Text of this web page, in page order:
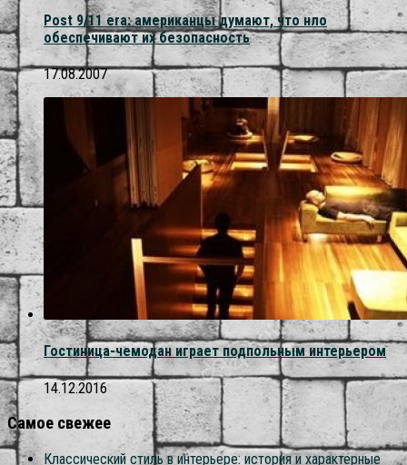
Post 9/11 era: американцы думают, что нло
обеспечивают их безопасность
17.08.2007
Гостиница-чемодан играет подпольным интерьером
14.12.2016
Самое свежее
Классический стиль в интерьере: история и характерные